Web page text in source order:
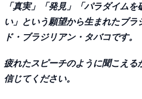
「真実」「発見」「パラダイム
い」という願望から生まれたブラ
ド・ブラジリアン・タバコです。
疲れたスピーチのように聞こえる
信じてください。